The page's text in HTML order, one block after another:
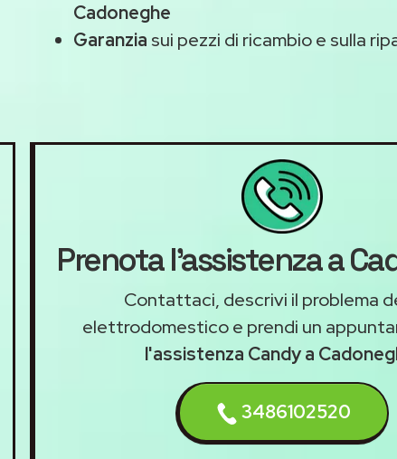
Cadoneghe
Garanzia sui pezzi di ricambio e sulla
Prenota l'assistenza a
Contattaci, descrivi il problema
elettrodomestico e prendi un
l'assistenza Candy a
3486102520